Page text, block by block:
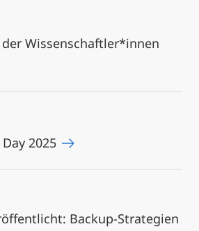
der Wissenschaftler*innen
2025
Backup-Strategien